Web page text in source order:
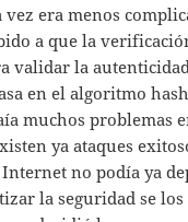
vez era menos
a que la
validar la
en el algoritmo
muchos problemas
ya ataques
no podía ya
la seguridad se